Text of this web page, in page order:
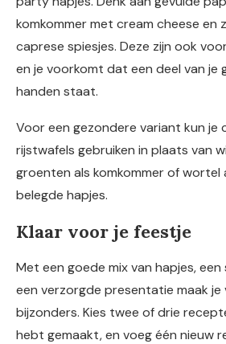
komkommer met cream cheese en
caprese spiesjes. Deze zijn ook
en je voorkomt dat een deel van je
handen staat.
Voor een gezondere variant kun je
rijstwafels gebruiken in plaats van
groenten als komkommer of wortel
belegde hapjes.
Klaar voor je feestje
Met een goede mix van hapjes, een
een verzorgde presentatie maak je
bijzonders. Kies twee of drie
hebt gemaakt, en voeg één nieuw